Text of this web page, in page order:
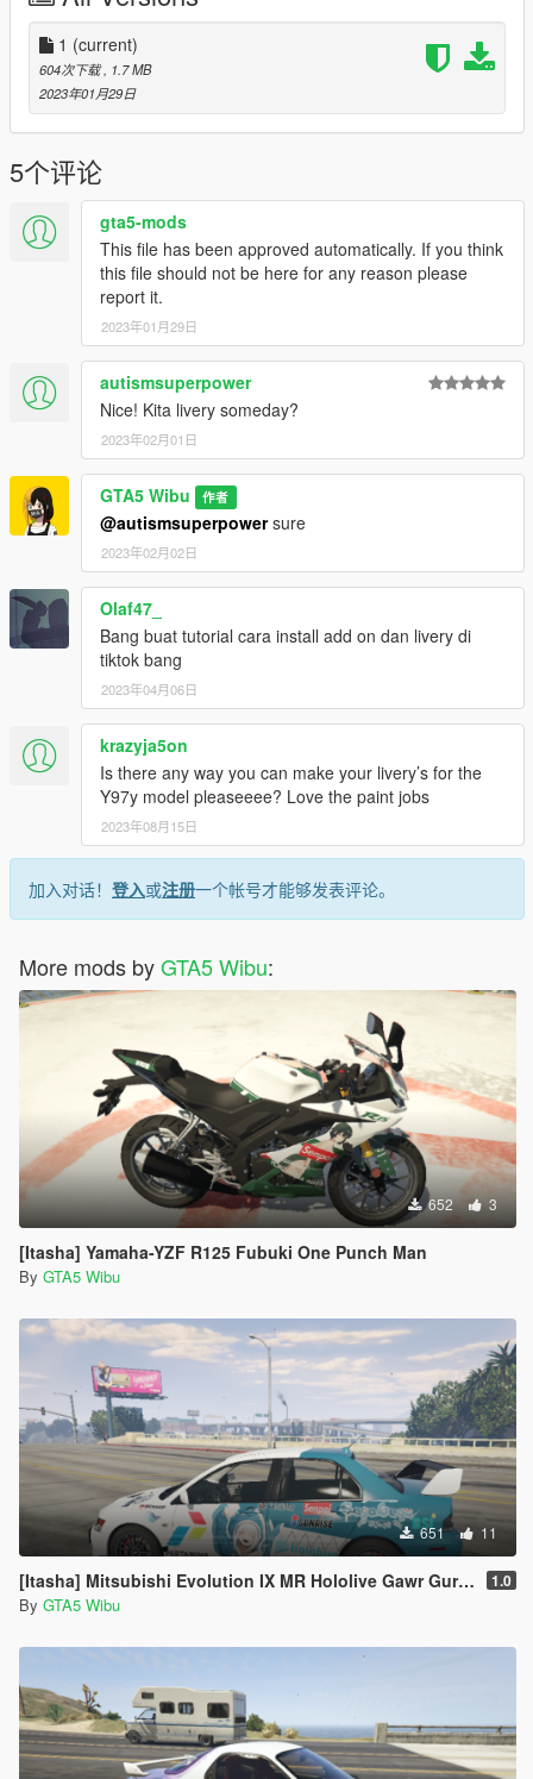
1 (current)
604次下载 , 1.7 MB
2023年01月29日
5个评论
gta5-mods
This file has been approved automatically. If you think
this file should not be here for any reason please
report it.
2023年01月29日
autismsuperpower
Nice! Kita livery someday?
2023年02月01日
GTA5 Wibu 作者
@autismsuperpowersure
2023年02月02日
Olaf47_
Bang buat tutorial cara install add on dan livery di
tiktok bang
2023年04月06日
krazyja5on
Is there any way you can make your livery’s for the
Y97y model pleaseeee? Love the paint jobs
2023年08月15日
加入对话！ 登入或注册一个帐号才能够发表评论。
More mods byGTA5 Wibu:
652 3
[Itasha] Yamaha-YZF R125 Fubuki One Punch Man
By GTA5 Wibu
651 11
[Itasha] Mitsubishi Evolution IX MR Hololive Gawr Gura 4K 1.0
By GTA5 Wibu